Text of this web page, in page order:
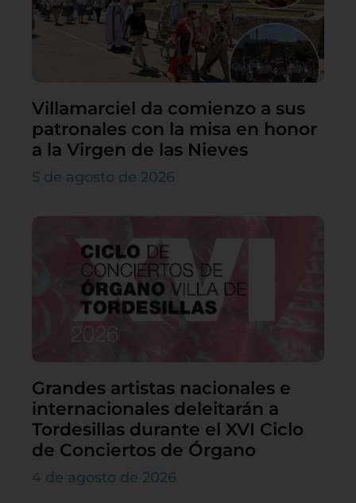
Villamarciel da comienzo a sus
patronales con la misa en honor
a la Virgen de las Nieves
5 de agosto de 2026
Grandes artistas nacionales e
internacionales deleitarán a
Tordesillas durante el XVI Ciclo
de Conciertos de Órgano
4 de agosto de 2026